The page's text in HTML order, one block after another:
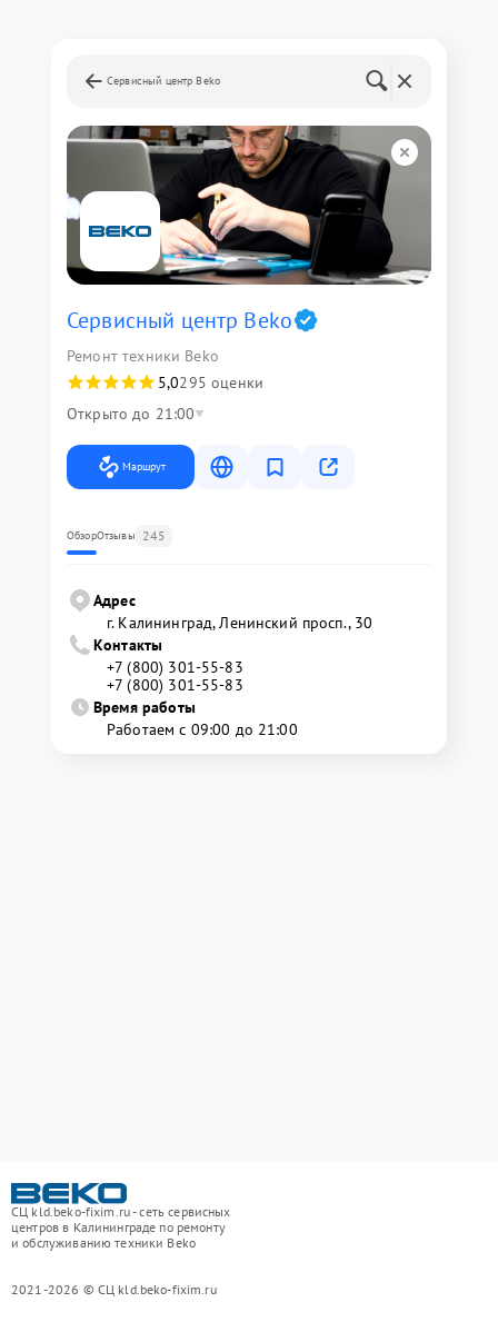
Сервисный центр Beko
Сервисный центр Beko
Ремонт техники Beko
5,0295 оценки
Открыто до 21:00
Маршрут
ОбзорОтзывы 245
Адрес
г. Калининград, Ленинский просп., 30
Контакты
+7 (800) 301-55-83
+7 (800) 301-55-83
Время работы
Работаем с 09:00 до 21:00
СЦ kld.beko-fixim.ru - сеть сервисных
центров в Калининграде по ремонту
и обслуживанию техники Beko
2021-2026 © СЦ kld.beko-fixim.ru